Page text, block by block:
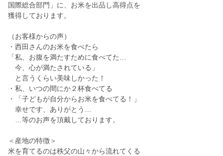
国際総合部門」に、お米を出品し高得点を
獲得しております。
（お客様からの声）
・西田さんのお米を食べたら
「私、お腹を満たすために食べてた…
今、心が満たされている」
と言うくらい美味しかった！
・私、いつの間にか２杯食べてる
・「子どもが自分からお米を食べてる！」
幸せです、ありがとう…
…等のお声を頂戴しております。
＜産地の特徴＞
米を育てるのは秩父の山々から流れてくる